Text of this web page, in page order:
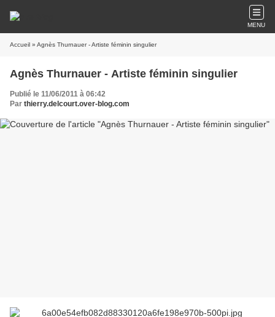
MENU
Accueil » Agnès Thurnauer - Artiste féminin singulier
Agnès Thurnauer - Artiste féminin singulier
Publié le 11/06/2011 à 06:42
Par thierry.delcourt.over-blog.com